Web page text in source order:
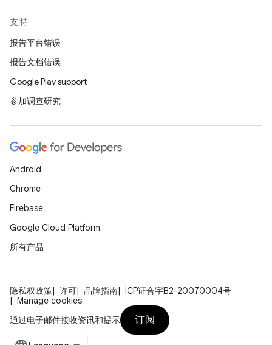
支持
报告平台错误
报告文档错误
Google Play support
参加调查研究
Android
Chrome
Firebase
Google Cloud Platform
所有产品
隐私权政策 许可 品牌指南
ICP证合字B2-20070004号
Manage cookies
通过电子邮件接收资讯和提示
订阅